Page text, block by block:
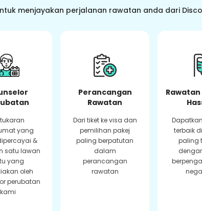
menjayakan perjalanan rawatan anda dari
yang
&
satu lawan
yang
oleh
perubatan
kami
Perancangan
Rawatan
Dari tiket ke visa dan
pemilihan pakej
paling berpatutan
dalam
perancangan
rawatan
terbaik
paling